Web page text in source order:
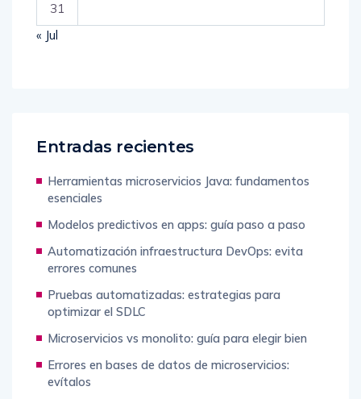
31
« Jul
Entradas recientes
Herramientas microservicios Java: fundamentos
esenciales
Modelos predictivos en apps: guía paso a paso
Automatización infraestructura DevOps: evita
errores comunes
Pruebas automatizadas: estrategias para
optimizar el SDLC
Microservicios vs monolito: guía para elegir bien
Errores en bases de datos de microservicios:
evítalos